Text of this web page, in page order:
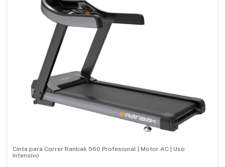
Cinta para Correr Ranbak 560 Profesional | Motor AC | Uso
Intensivo